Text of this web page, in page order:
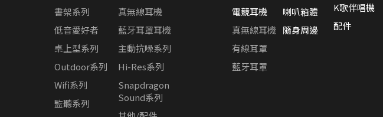
書架系列
低音愛好者
桌上型系列
Outdoor系列
Wifi系列
監聽系列
真無線耳機
藍牙耳罩耳機
主動抗噪系列
Hi-Res系列
Snapdragon
Sound系列
電競耳機
真無線耳機
有線耳罩
藍牙耳罩
喇叭箱體
隨身周邊
K歌伴唱機
配件